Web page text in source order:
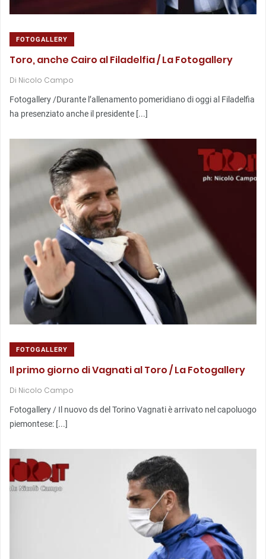
FOTOGALLERY
Toro, anche Cairo al Filadelfia / La Fotogallery
Di Nicolo Campo
Fotogallery /Durante l’allenamento pomeridiano di oggi al Filadelfia
ha presenziato anche il presidente [...]
FOTOGALLERY
Il primo giorno di Vagnati al Toro / La Fotogallery
Di Nicolo Campo
Fotogallery / Il nuovo ds del Torino Vagnati è arrivato nel capoluogo
piemontese: [...]